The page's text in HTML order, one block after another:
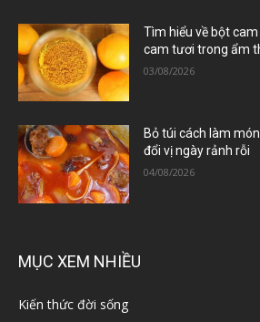
Tìm hiểu về bột
cam tươi trong ẩm
03/08/2026
Bỏ túi cách làm
đổi vị ngày rảnh rỗi
04/08/2026
MỤC XEM NHIỀU
Kiến thức đời sống